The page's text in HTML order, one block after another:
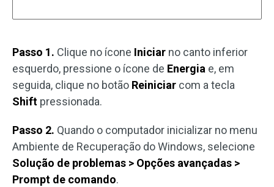
Passo 1. Clique no ícone Iniciar no canto inferior
esquerdo, pressione o ícone de Energia e, em
seguida, clique no botão Reiniciar com a tecla
Shift pressionada.
Passo 2. Quando o computador inicializar no menu
Ambiente de Recuperação do Windows, selecione
Solução de problemas > Opções avançadas >
Prompt de comando.